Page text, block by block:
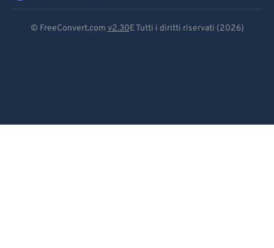
© FreeConvert.com v2.30E Tutti i diritti riservati (2026)